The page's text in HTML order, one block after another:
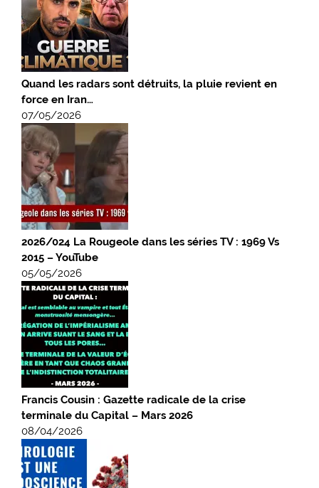
Quand les radars sont détruits, la pluie revient en
force en Iran…
07/05/2026
2026/024 La Rougeole dans les séries TV : 1969 Vs
2015 – YouTube
05/05/2026
Francis Cousin : Gazette radicale de la crise
terminale du Capital – Mars 2026
08/04/2026